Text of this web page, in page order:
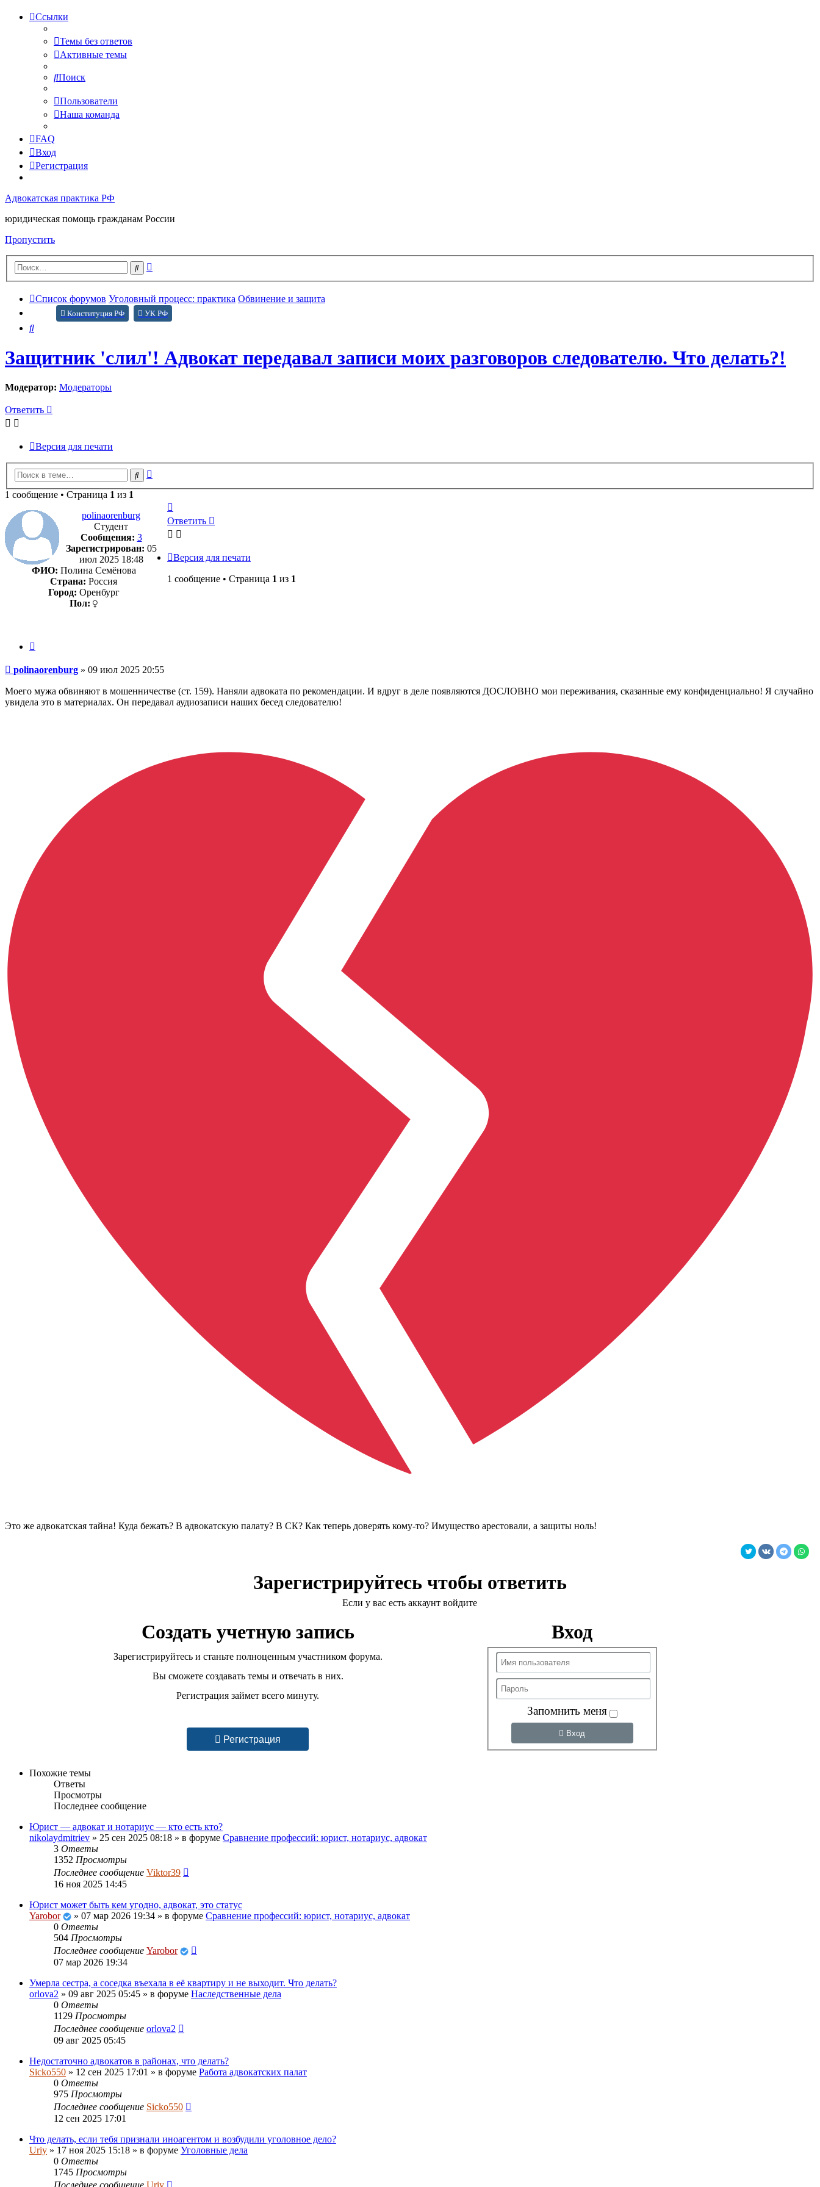
Ссылки
Темы без ответов
Активные темы
Поиск
Пользователи
Наша команда
FAQ
Вход
Регистрация
Адвокатская практика РФ
юридическая помощь гражданам России
Пропустить
Поиск
Список форумов Уголовный процесс: практика Обвинение и защита
Конституция РФ УК РФ
Поиск
Защитник 'слил'! Адвокат передавал записи моих разговоров следователю. Что делать?!
Модератор: Модераторы
Ответить
Версия для печати
Поиск
1 сообщение • Страница 1 из 1
polinaorenburg
Студент
Сообщения: 3
Зарегистрирован: 05
июл 2025 18:48
ФИО: Полина Семёнова
Страна: Россия
Город: Оренбург
Пол:
Сообщение
polinaorenburg » 09 июл 2025 20:55
Моего мужа обвиняют в мошенничестве (ст. 159). Наняли адвоката по рекомендации. И вдруг в деле появляются ДОСЛОВНО мои переживания, сказанные ему конфиденциально! Я случайно
увидела это в материалах. Он передавал аудиозаписи наших бесед следователю!
Это же адвокатская тайна! Куда бежать? В адвокатскую палату? В СК? Как теперь доверять кому-то? Имущество арестовали, а защиты ноль!
к
началу
Ответить
Версия для печати
1 сообщение • Страница 1 из 1
Зарегистрируйтесь чтобы ответить
Если у вас есть аккаунт войдите
Создать учетную запись
Зарегистрируйтесь и станьте полноценным участником форума.
Вы сможете создавать темы и отвечать в них.
Регистрация займет всего минуту.
Регистрация
Вход
Запомнить меня
Вход
Похожие темы
Ответы
Просмотры
Последнее сообщение
Юрист — адвокат и нотариус — кто есть кто?
nikolaydmitriev » 25 сен 2025 08:18 » в форуме Сравнение профессий: юрист, нотариус, адвокат
3 Ответы
1352 Просмотры
Последнее сообщение Viktor39
16 ноя 2025 14:45
Юрист может быть кем угодно, адвокат, это статус
Yarobor
» 07 мар 2026 19:34 » в форуме Сравнение профессий: юрист, нотариус, адвокат
0 Ответы
504 Просмотры
Последнее сообщение Yarobor
07 мар 2026 19:34
Умерла сестра, а соседка въехала в её квартиру и не выходит. Что делать?
orlova2 » 09 авг 2025 05:45 » в форуме Наследственные дела
0 Ответы
1129 Просмотры
Последнее сообщение orlova2
09 авг 2025 05:45
Недостаточно адвокатов в районах, что делать?
Sicko550 » 12 сен 2025 17:01 » в форуме Работа адвокатских палат
0 Ответы
975 Просмотры
Последнее сообщение Sicko550
12 сен 2025 17:01
Что делать, если тебя признали иноагентом и возбудили уголовное дело?
Uriy » 17 ноя 2025 15:18 » в форуме Уголовные дела
0 Ответы
1745 Просмотры
Последнее сообщение Uriy